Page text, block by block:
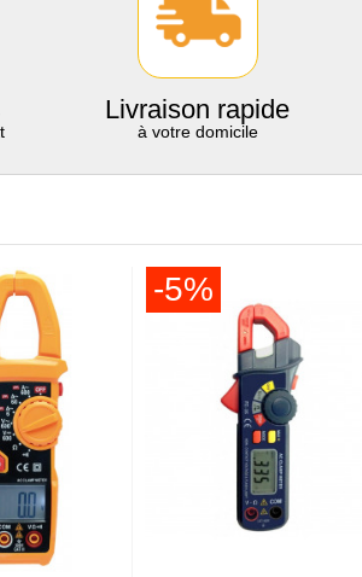
Livraison rapide
à votre domicile
-5%